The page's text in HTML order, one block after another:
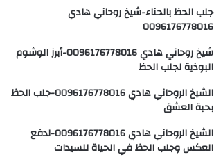
جلب الحظ بالحناء-شيخ روحاني هادي
0096176778016
شيخ روحاني هادي 0096176778016-أبرز الوشوم
البوذية لجلب الحظ
الشيخ الروحاني هادي 0096176778016-جلب الحظ
بحبة العشق
الشيخ الروحاني هادي 0096176778016-لدفع
العكس وجلب الحظ في الحياة للسيدات